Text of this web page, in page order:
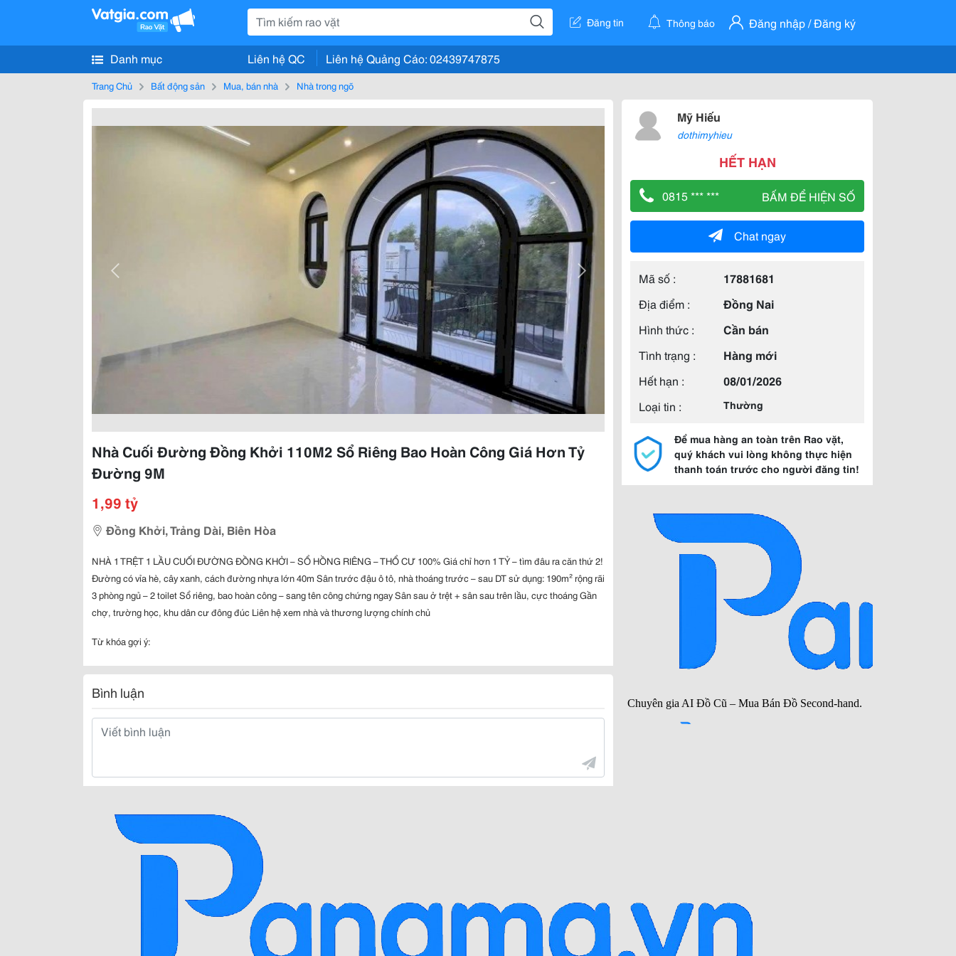
Đăng tin Thông báo Đăng nhập / Đăng ký
Danh mục Liên hệ QC Liên hệ Quảng Cáo: 02439747875
Trang Chủ Bất động sản Mua, bán nhà Nhà trong ngõ
Nhà Cuối Đường Đồng Khởi 110M2 Sổ Riêng Bao Hoàn Công Giá Hơn Tỷ
Đường 9M
1,99 tỷ
Đồng Khởi, Trảng Dài, Biên Hòa
NHÀ 1 TRỆT 1 LẦU CUỐI ĐƯỜNG ĐỒNG KHỞI – SỔ HỒNG RIÊNG – THỔ CƯ 100% Giá chỉ hơn 1 TỶ – tìm đâu ra căn thứ 2!
Đường có vỉa hè, cây xanh, cách đường nhựa lớn 40m Sân trước đậu ô tô, nhà thoáng trước – sau DT sử dụng: 190m² rộng rãi
3 phòng ngủ – 2 toilet Sổ riêng, bao hoàn công – sang tên công chứng ngay Sân sau ở trệt + sân sau trên lầu, cực thoáng Gần
chợ, trường học, khu dân cư đông đúc Liên hệ xem nhà và thương lượng chính chủ
Từ khóa gợi ý:
Bình luận
Mỹ Hiếu
dothimyhieu
HẾT HẠN
0815 *** *** BẤM ĐỂ HIỆN SỐ
Chat ngay
Mã số :
17881681
Địa điểm :
Đồng Nai
Hình thức :
Cần bán
Tình trạng :
Hàng mới
Hết hạn :
08/01/2026
Loại tin :
Thường
Để mua hàng an toàn trên Rao vặt,
quý khách vui lòng không thực hiện
thanh toán trước cho người đăng tin!